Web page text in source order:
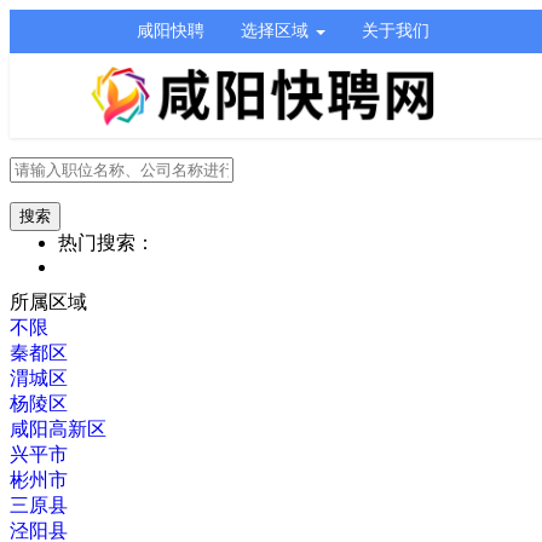
咸阳快聘 选择区域 关于我们
热门搜索：
所属区域
不限
秦都区
渭城区
杨陵区
咸阳高新区
兴平市
彬州市
三原县
泾阳县